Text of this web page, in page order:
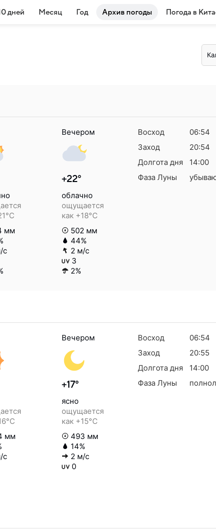
дней Месяц Год Архив погоды Погода в
мм
с
Вечером
+22°
облачно
ощущается
как +18°C
502 мм
44%
2 м/с
3
2%
Восход
06:54
Заход
20:54
Долгота дня
14:00
Фаза Луны
мм
с
Вечером
+17°
ясно
ощущается
как +15°C
493 мм
14%
2 м/с
0
Восход
06:54
Заход
20:55
Долгота дня
14:00
Фаза Луны